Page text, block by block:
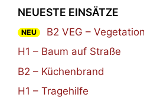
NEUESTE EINSÄTZE
NEU
B2 VEG –
H1 – Baum auf Straße
B2 – Küchenbrand
H1 – Tragehilfe